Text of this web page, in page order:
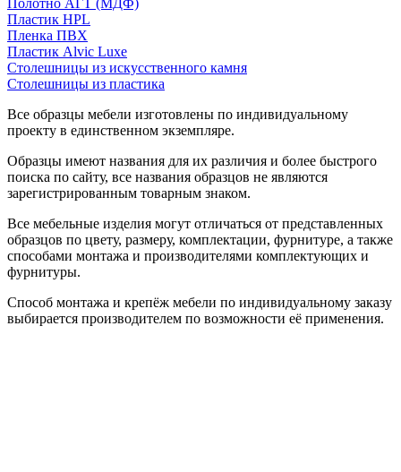
Пластик HPL
Пленка ПВХ
Пластик Alvic Luxe
Столешницы из искусственного камня
Столешницы из пластика
Все образцы мебели изготовлены по индивидуальному
проекту в единственном экземпляре.
Образцы имеют названия для их различия и более быстрого
поиска по сайту, все названия образцов не являются
зарегистрированным товарным знаком.
Все мебельные изделия могут отличаться от представленных
образцов по цвету, размеру, комплектации, фурнитуре, а также
способами монтажа и производителями комплектующих и
фурнитуры.
Способ монтажа и крепёж мебели по индивидуальному заказу
выбирается производителем по возможности её применения.